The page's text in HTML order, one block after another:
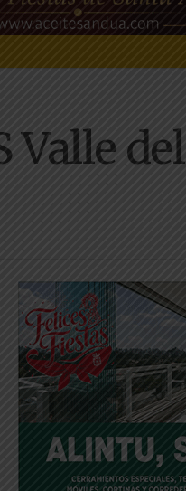
Valle del